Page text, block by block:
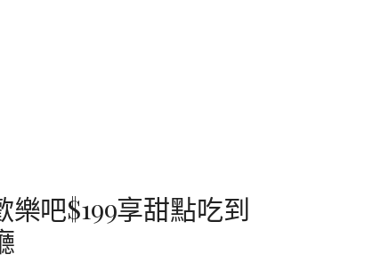
樂吧$199享甜點吃到